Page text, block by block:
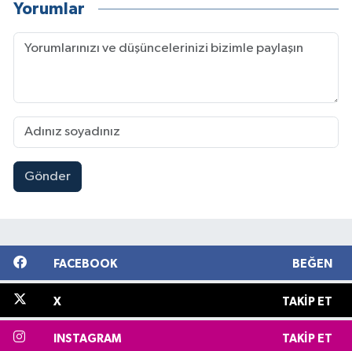
Yorumlar
Gönder
FACEBOOK BEĞEN
X TAKIP ET
INSTAGRAM TAKIP ET